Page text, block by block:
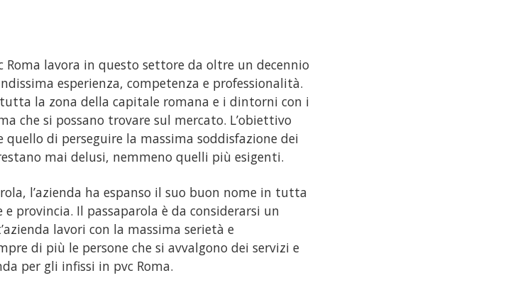
Roma lavora in questo settore da oltre un decennio
esperienza, competenza e professionalità.
la zona della capitale romana e i dintorni con i
che si possano trovare sul mercato. L’obiettivo
quello di perseguire la massima soddisfazione dei
mai delusi, nemmeno quelli più esigenti.
l’azienda ha espanso il suo buon nome in tutta
provincia. Il passaparola è da considerarsi un
lavori con la massima serietà e
di più le persone che si avvalgono dei servizi e
per gli infissi in pvc Roma.